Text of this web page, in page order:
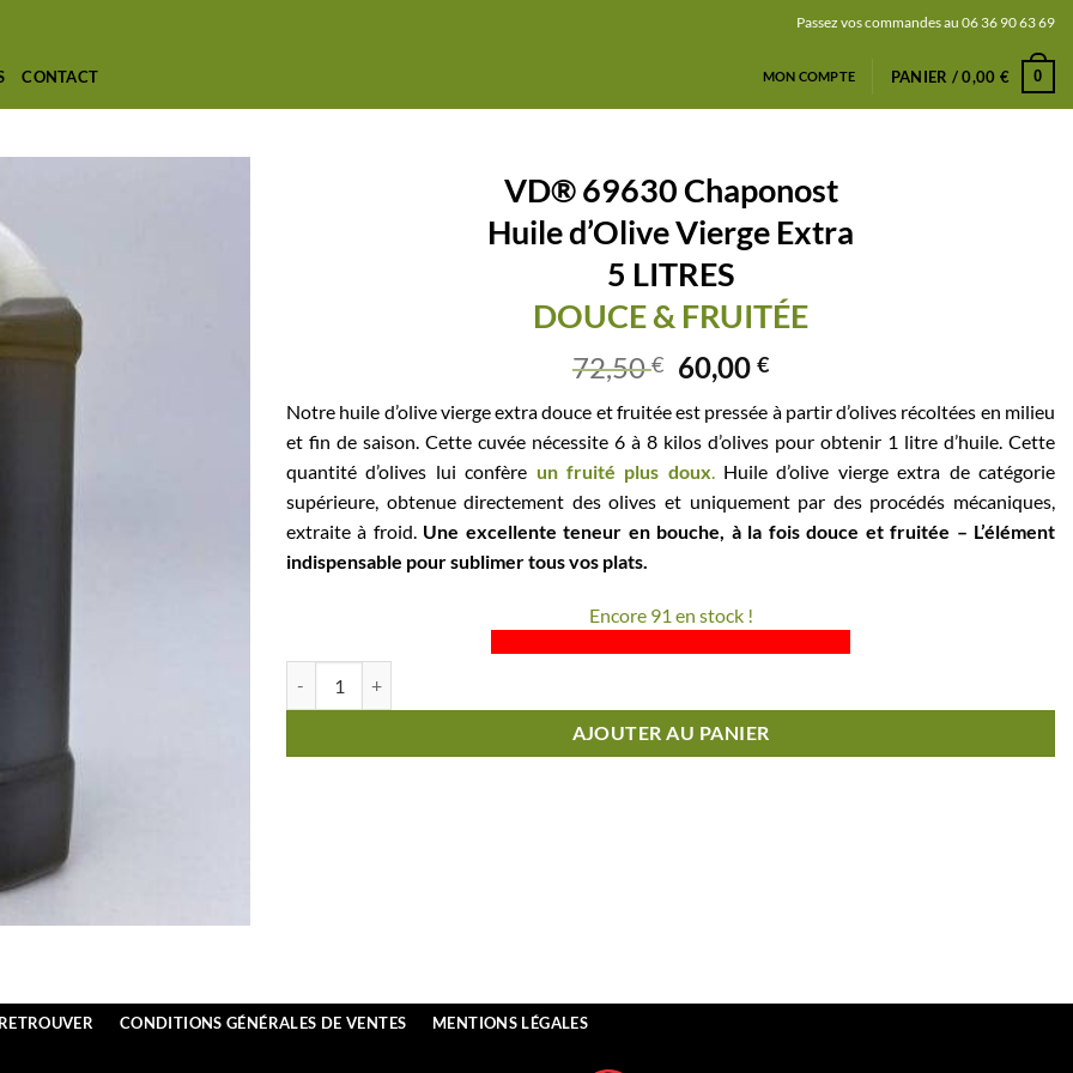
Passez vos commandes au 06 36 90 63 69
CONTACT MON COMPTE PANIER /0,00 € 0
VD® 69630 Chaponost
Huile d’Olive Vierge Extra
5 LITRES
DOUCE & FRUITÉE
72,50€ 60,00€
Notre huile d’olive vierge extra douce et fruitée est pressée à partir d’olives récoltées en milieu
et fin de saison. Cette cuvée nécessite 6 à 8 kilos d’olives pour obtenir 1 litre d’huile. Cette
quantité d’olives lui confère un fruité plus doux
Huile d’olive vierge extra de catégorie
supérieure, obtenue directement des olives et uniquement par des procédés mécaniques,
extraite à froid. Une excellente teneur en bouche, à la fois douce et fruitée – L’élément
indispensable pour sublimer tous vos plats.
Encore 91 en stock !
AJOUTER AU PANIER
CONDITIONS GÉNÉRALES DE VENTES MENTIONS LÉGALES